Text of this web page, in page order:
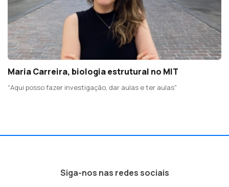
Maria Carreira, biologia estrutural no MIT
"Aqui posso fazer investigação, dar aulas e ter aulas"
Siga-nos nas redes sociais